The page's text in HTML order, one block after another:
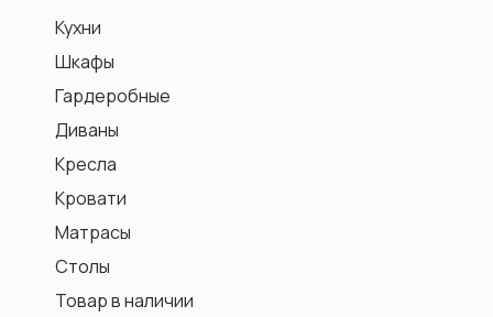
Кресла
Кровати
Диваны
Шкафы
Гардеробные
Кухни
Столы
Матрасы
Товар в наличии